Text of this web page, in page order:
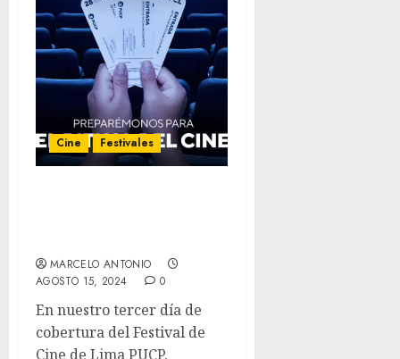
Cine Festivales
MARCELO ANTONIO
AGOSTO 15, 2024
0
En nuestro tercer día de
cobertura del Festival de
Cine de Lima PUCP,